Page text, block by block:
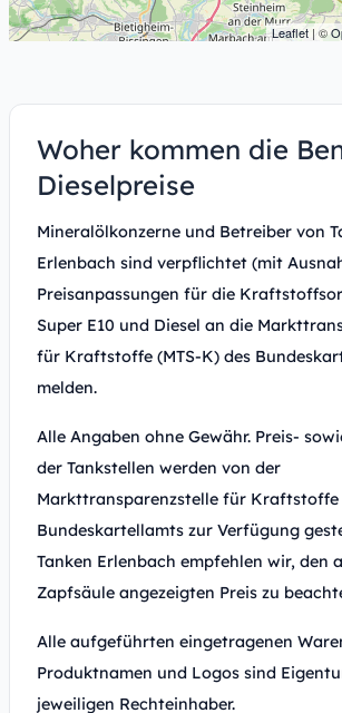
Leaflet | ©
Woher kommen die
Dieselpreise
Mineralölkonzerne und Betreiber von
Erlenbach sind verpflichtet (mit
Preisanpassungen für die
Super E10 und Diesel an die
für Kraftstoffe (MTS-K) des
melden.
Alle Angaben ohne Gewähr. Preis-
der Tankstellen werden von der
Markttransparenzstelle für Kraftstoffe
Bundeskartellamts zur Verfügung
Tanken Erlenbach empfehlen wir, den
Zapfsäule angezeigten Preis zu
Alle aufgeführten eingetragenen
Produktnamen und Logos sind
jeweiligen Rechteinhaber.